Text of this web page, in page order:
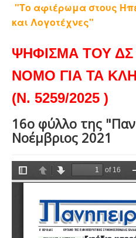
"Το αφιέρωμα στους
και Λογοτέχνες"
ΨΗΦΙΣΜΑ ΤΟΥ ΔΣ
ΝΟΜΟ ΓΙΑ ΤΑ
(Ν. 5259/2025 )
16ο φύλλο της
Νοέμβριος 2021